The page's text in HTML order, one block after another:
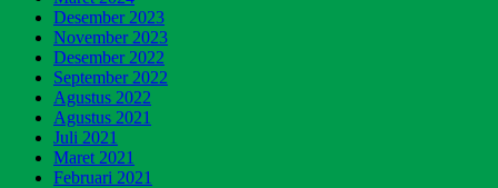
Desember 2023
November 2023
Desember 2022
September 2022
Agustus 2022
Agustus 2021
Juli 2021
Maret 2021
Februari 2021